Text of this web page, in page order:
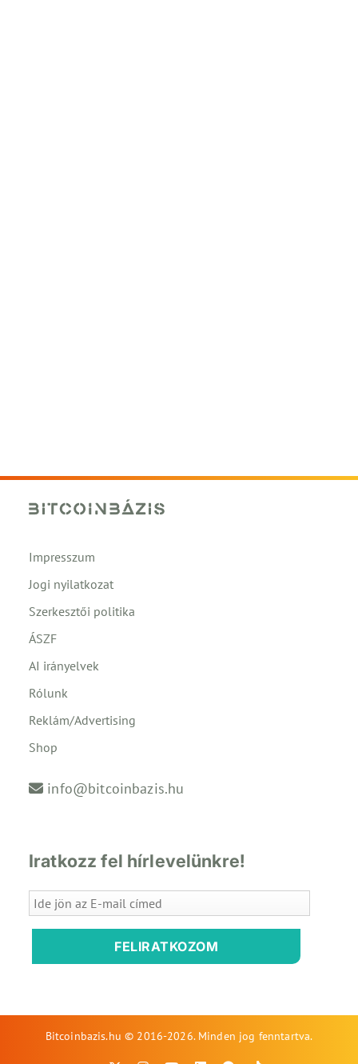
Impresszum
Jogi nyilatkozat
Szerkesztői politika
ÁSZF
AI irányelvek
Rólunk
Reklám/Advertising
Shop
info@bitcoinbazis.hu
Iratkozz fel hírlevelünkre!
FELIRATKOZOM
Bitcoinbazis.hu © 2016-2026. Minden jog fenntartva.